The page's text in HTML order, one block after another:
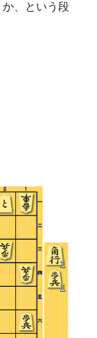
、という段